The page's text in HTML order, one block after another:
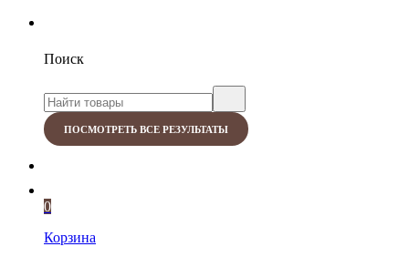
Поиск
ПОСМОТРЕТЬ ВСЕ РЕЗУЛЬТАТЫ
0
Корзина